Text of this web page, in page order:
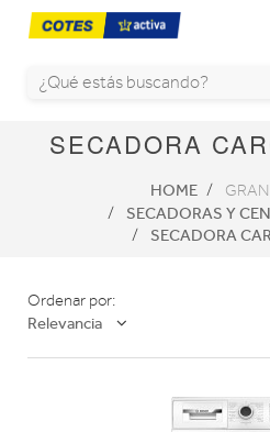
SECADORA
HOME
SECADORAS Y
SECADORA
Ordenar por:
Relevancia